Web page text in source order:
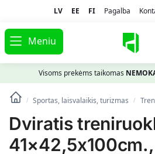
LV EE FI Pagalba
Meniu
Visoms prekėms taikomas
/ Sportas, laisvalaikis, turizmas /
Dviratis
41×42,5x100cm.,